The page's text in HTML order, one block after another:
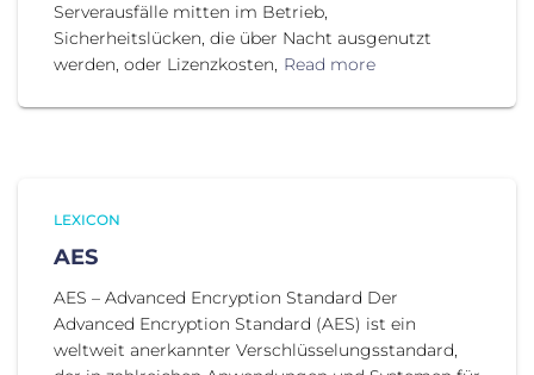
Serverausfälle mitten im Betrieb,
Sicherheitslücken, die über Nacht ausgenutzt
werden, oder Lizenzkosten, Read more
LEXICON
AES
AES – Advanced Encryption Standard Der
Advanced Encryption Standard (AES) ist ein
weltweit anerkannter Verschlüsselungsstandard,